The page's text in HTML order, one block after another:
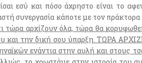
εσύ και πόσο άχρηστο είναι το
συνεργασία κάποτε με τον
τώρα αρχίζουν όλα, τώρα θα
και την δική σου ύπαρξη. ΤΩΡΑ
ενάντια στην αυλή και στους